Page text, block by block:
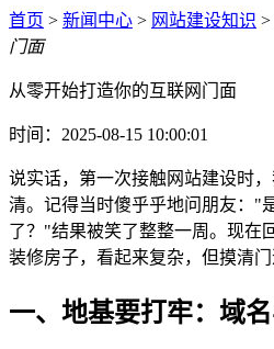
首页 > 新闻中心 > 网站建设知识 >
门面
从零开始打造你的互联网门面
时间：2025-08-15 10:00:01
说实话，第一次接触网站建设时
清。记得当时傻乎乎地问朋友："
了？"结果被笑了整整一周。现在
装修房子，看起来复杂，但摸清门
一、地基要打牢：域